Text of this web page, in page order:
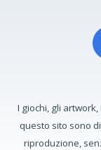
I giochi, gli
questo sito sono
riproduzione,